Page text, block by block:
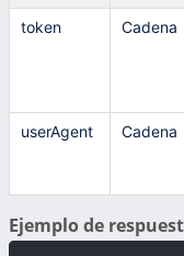
token Cadena
userAgent Cadena
Ejemplo de